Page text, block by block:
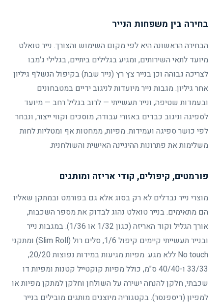
בחירה בין משפחות הנייר
הבחירה הראשונה היא לפי מקום השימוש והצורך. נייר טואלט
מיועד לתאי השירותים, ומגיע בגלילים ביתיים, בגלילי ג'מבו
לצריכה גבוהה וכן בנייר צץ רץ (נייר שבת) בקיפול הנשלף גיליון
אחר גיליון. מגבות נייר מיועדות לניגוב ידיים במטבחונים
ובעמדות שטיפה, ונייר תעשייתי — לרוב בגליל רחב — מיועד
לספיגה וניגוב כבדים באזורי עבודה, מוסכים וקווי ייצור, ונבחר
לפי כושר ספיגה ועמידות. מפיות, ממחטות אף ומטליות לחות
משלימות את פתרונות ההיגיינה האישית והשולחנית.
פורמטים, קיפולים, קודי אריזה ומותגים
מוצרי נייר נבדלים לא רק בסוג אלא גם בפורמט ובמתקן שאליו
הם מתאימים. בנייר טואלט נהוג לבדוק את מספר השכבות,
אורך הגליל וקוד האריזה (כגון 1/32 או 1/36). במגבות נייר
ובנייר תעשייתי קיימים קיפול 1/6, סלים רול (Slim Roll) ומתקני
No touch ללא מגע. מפיות מגיעות במידות נפוצות 20/20,
33/33 ו-40/40 ס"מ, כולל מפיות קוקטייל קטנות ומפיות דו
שכבתי, חלקן להנחה ישירה על השולחן וחלקן למתקן מפיות או
למפיון (דיספנסר). בקטגוריה מיוצגים מותגים מובילים בנייר